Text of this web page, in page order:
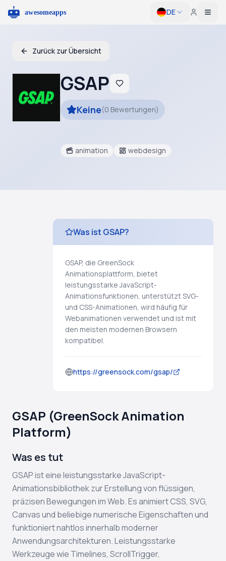
DE
Zurück zur Übersicht
GSAP
Keine(0 Bewertungen)
animation webdesign
Was ist GSAP?
GSAP, die GreenSock
Animationsplattform, bietet
leistungsstarke JavaScript-
Animationsfunktionen, unterstützt SVG-
und CSS-Animationen, wird häufig für
Webanimationen verwendet und ist mit
den meisten modernen Browsern
kompatibel.
https://greensock.com/gsap/
GSAP (GreenSock Animation
Platform)
Was es tut
GSAP ist eine leistungsstarke JavaScript-
Animationsbibliothek zur Erstellung von flüssigen,
präzisen Bewegungen im Web. Es animiert CSS, SVG,
Canvas und beliebige numerische Eigenschaften und
funktioniert nahtlos innerhalb moderner
Anwendungsarchitekturen. Leistungsstarke
Werkzeuge wie Timelines, ScrollTrigger,